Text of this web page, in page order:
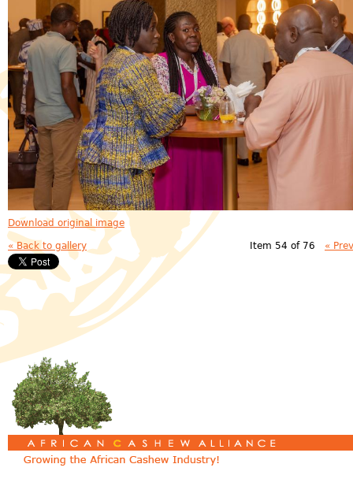
Download original image
« Back to gallery Item 54 of 76 «